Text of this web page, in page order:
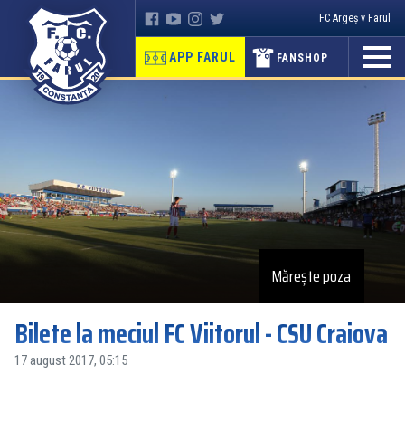
FC Argeș v Farul
APP FARUL FANSHOP
Mărește poza
Bilete la meciul FC Viitorul - CSU Craiova
17 august 2017, 05:15